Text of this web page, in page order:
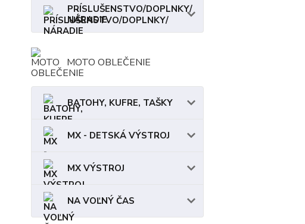
PRÍSLUŠENSTVO/DOPLNKY/
NÁRADIE
MOTO OBLEČENIE
BATOHY, KUFRE, TAŠKY
MX - DETSKÁ VÝSTROJ
MX VÝSTROJ
NA VOĽNÝ ČAS